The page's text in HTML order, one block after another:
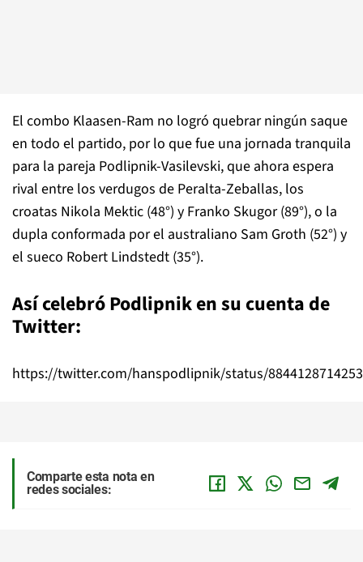
El combo Klaasen-Ram no logró quebrar ningún saque
en todo el partido, por lo que fue una jornada tranquila
para la pareja Podlipnik-Vasilevski, que ahora espera
rival entre los verdugos de Peralta-Zeballas, los
croatas Nikola Mektic (48°) y Franko Skugor (89°), o la
dupla conformada por el australiano Sam Groth (52°) y
el sueco Robert Lindstedt (35°).
Así celebró Podlipnik en su cuenta de
Twitter:
https://twitter.com/hanspodlipnik/status/
Comparte esta nota en
redes sociales: